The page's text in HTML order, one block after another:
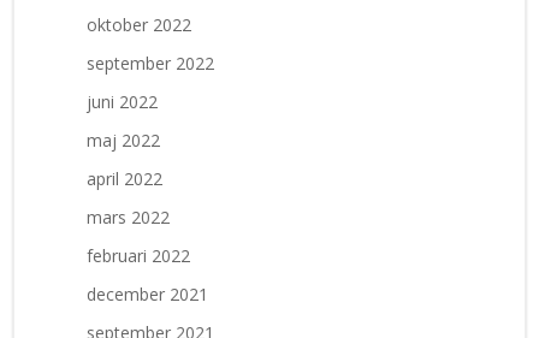
oktober 2022
september 2022
juni 2022
maj 2022
april 2022
mars 2022
februari 2022
december 2021
september 2021